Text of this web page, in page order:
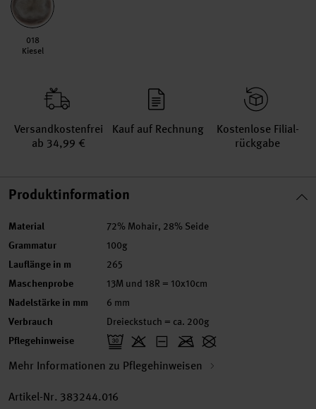
018
Kiesel
Versand­kosten­frei
ab 34,99 €
Kauf auf Rechnung
Kosten­lose Filial­
rückgabe
Produktinformation
Material 72% Mohair, 28% Seide
Grammatur 100g
Lauflänge in m 265
Maschenprobe 13M und 18R = 10x10cm
Nadelstärke in mm 6 mm
Verbrauch Dreieckstuch = ca. 200g
Pflegehinweise
Mehr Informationen zu Pflegehinweisen
Artikel-Nr. 383244.016